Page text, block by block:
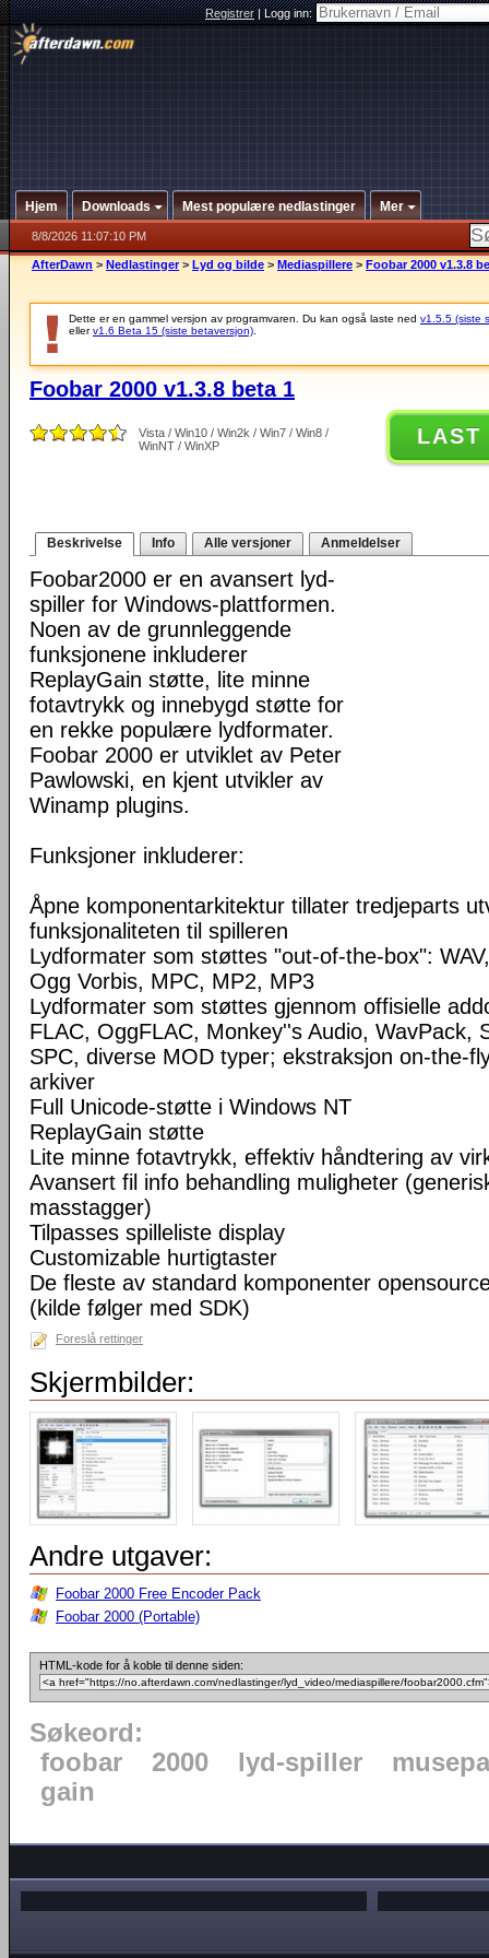
Registrer|Logg inn:
Hjem Downloads Mest populære nedlastinger Mer
8/8/2026 11:07:10 PM
AfterDawn > Nedlastinger > Lyd og bilde > Mediaspillere > Foobar 2000 v1.3.8
Dette er en gammel versjon av programvaren. Du kan også laste ned v1.5.5 (siste
ellerv1.6 Beta 15 (siste betaversjon)
Foobar 2000 v1.3.8 beta 1
Vista / Win10 / Win2k / Win7 / Win8 /
WinNT / WinXP
LAST
Beskrivelse Info Alle versjoner Anmeldelser
Foobar2000 er en avansert lyd-
spiller for Windows-plattformen.
Noen av de grunnleggende
funksjonene inkluderer
ReplayGain støtte, lite minne
fotavtrykk og innebygd støtte for
en rekke populære lydformater.
Foobar 2000 er utviklet av Peter
Pawlowski, en kjent utvikler av
Winamp plugins.
Funksjoner inkluderer:
Åpne komponentarkitektur tillater tredjeparts
funksjonaliteten til spilleren
Lydformater som støttes "out-of-the-box":
Ogg Vorbis, MPC, MP2, MP3
Lydformater som støttes gjennom offisielle
FLAC, OggFLAC, Monkey''s Audio, WavPack,
SPC, diverse MOD typer; ekstraksjon on-the-
arkiver
Full Unicode-støtte i Windows NT
ReplayGain støtte
Lite minne fotavtrykk, effektiv håndtering av
Avansert fil info behandling muligheter
masstagger)
Tilpasses spilleliste display
Customizable hurtigtaster
De fleste av standard komponenter
(kilde følger med SDK)
Foreslå rettinger
Skjermbilder:
Andre utgaver:
Foobar 2000 Free Encoder Pack
Foobar 2000 (Portable)
HTML-kode for å koble til denne siden:
Søkeord:
foobar
2000 lyd-spiller
gain